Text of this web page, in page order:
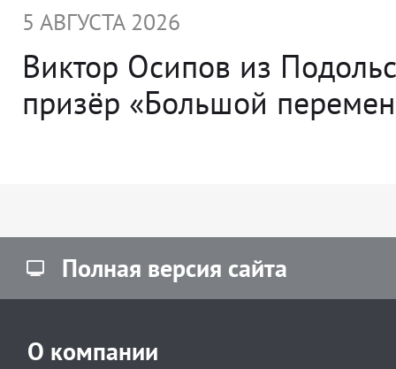
5 АВГУСТА 2026
Виктор Осипов из
призёр «Большой
Полная версия сайта
О компании